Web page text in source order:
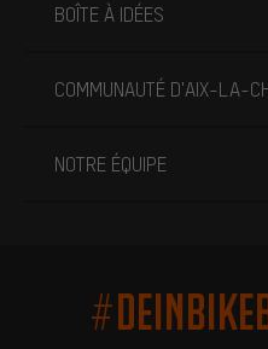
BOÎTE À IDÉES
COMMUNAUTÉ D'AIX-LA-
NOTRE ÉQUIPE